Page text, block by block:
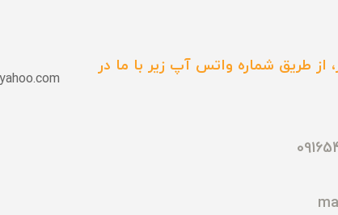
از طریق شماره واتس آپ زیر با ما در